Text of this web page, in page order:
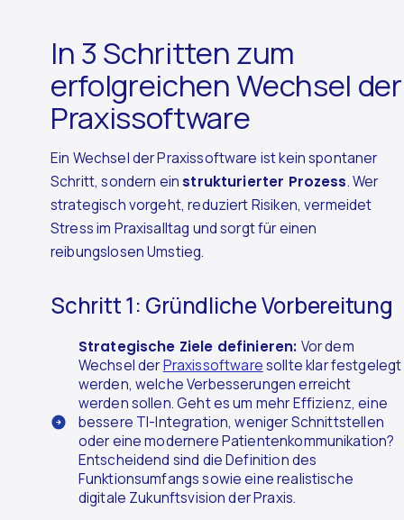
In 3 Schritten zum
erfolgreichen Wechsel der
Praxissoftware
Ein Wechsel der Praxissoftware ist kein spontaner
Schritt, sondern ein strukturierter Prozess. Wer
strategisch vorgeht, reduziert Risiken, vermeidet
Stress im Praxisalltag und sorgt für einen
reibungslosen Umstieg.
Schritt 1: Gründliche Vorbereitung
Strategische Ziele definieren: Vor dem
Wechsel derPraxissoftwaresollte klar festgelegt
werden, welche Verbesserungen erreicht
werden sollen. Geht es um mehr Effizienz, eine
bessere TI-Integration, weniger Schnittstellen
oder eine modernere Patientenkommunikation?
Entscheidend sind die Definition des
Funktionsumfangs sowie eine realistische
digitale Zukunftsvision der Praxis.